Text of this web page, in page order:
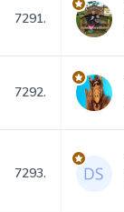
7291.
7292.
7293.